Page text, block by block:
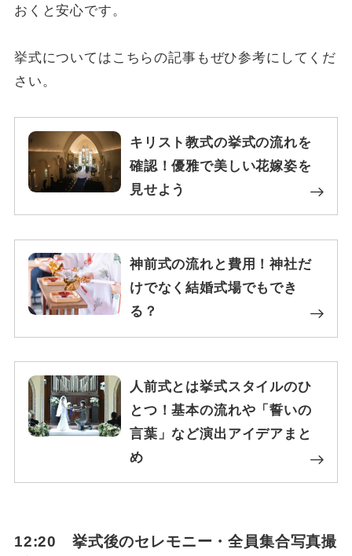
おくと安心です。
挙式についてはこちらの記事もぜひ参考にしてくだ
さい。
キリスト教式の挙式の流れを
確認！優雅で美しい花嫁姿を
見せよう
神前式の流れと費用！神社だ
けでなく結婚式場でもでき
る？
人前式とは挙式スタイルのひ
とつ！基本の流れや「誓いの
言葉」など演出アイデアまと
め
12:20 挙式後のセレモニー・全員集合写真撮